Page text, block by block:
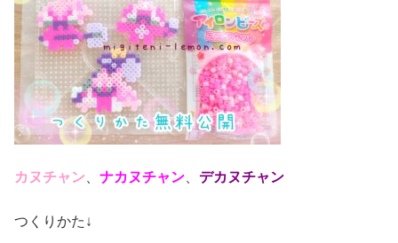
カヌチャン ナカヌチャン デカヌチャン
つくりかた↓